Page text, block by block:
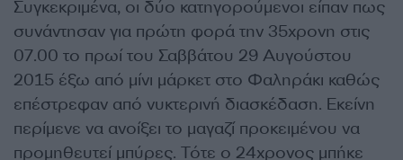
Συγκεκριμένα, οι δύο κατηγορούμενοι είπαν πως
συνάντησαν για πρώτη φορά την 35χρονη στις
07.00 το πρωί του Σαββάτου 29 Αυγούστου
2015 έξω από μίνι μάρκετ στο Φαληράκι καθώς
επέστρεφαν από νυκτερινή διασκέδαση. Εκείνη
περίμενε να ανοίξει το μαγαζί προκειμένου να
προμηθευτεί μπύρες. Τότε ο 24χρονος μπήκε